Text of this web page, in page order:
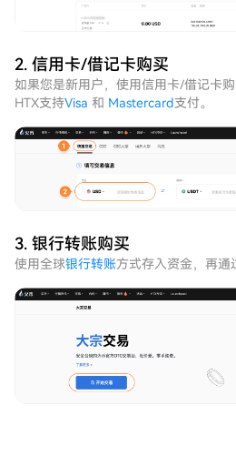
2. 信用卡/借记卡购买
如果您是新用户，使用信用卡/借记卡
HTX支持Visa 和 Mastercard支付。
3. 银行转账购买
使用全球银行转账方式存入资金，再通